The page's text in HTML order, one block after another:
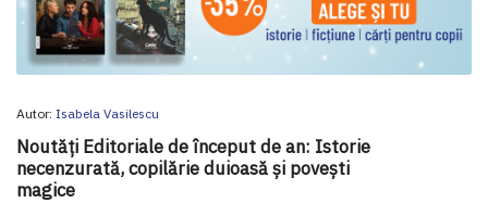
Autor: Isabela Vasilescu
Noutăți Editoriale de început de an: Istorie
necenzurată, copilărie duioasă și povești
magice